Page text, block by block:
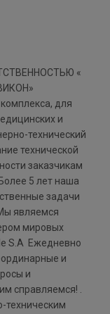
для
и
технический
технической
заказчикам
5 лет наша
задачи
являемся
мировых
S.A Ежедневно
и
и
справляемся! .
техническим